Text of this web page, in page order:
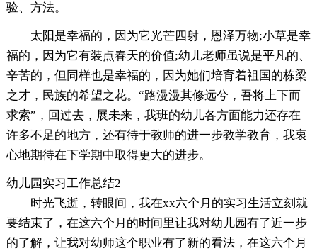
验、方法。
太阳是幸福的，因为它光芒四射，恩泽万物;小草是幸
福的，因为它有装点春天的价值;幼儿老师虽说是平凡的、
辛苦的，但同样也是幸福的，因为她们培育着祖国的栋梁
之才，民族的希望之花。“路漫漫其修远兮，吾将上下而
求索”，回过去，展未来，我班的幼儿各方面能力还存在
许多不足的地方，还有待于教师的进一步教学教育，我衷
心地期待在下学期中取得更大的进步。
幼儿园实习工作总结2
时光飞逝，转眼间，我在xx六个月的实习生活立刻就
要结束了，在这六个月的时间里让我对幼儿园有了近一步
的了解，让我对幼师这个职业有了新的看法，在这六个月